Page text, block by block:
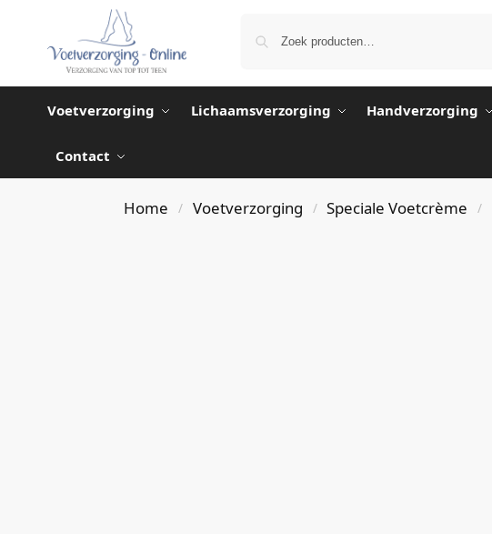
Voetverzorging Lichaamsverzorging Handverzorging
Contact
Home / Voetverzorging / Speciale Voetcrème /